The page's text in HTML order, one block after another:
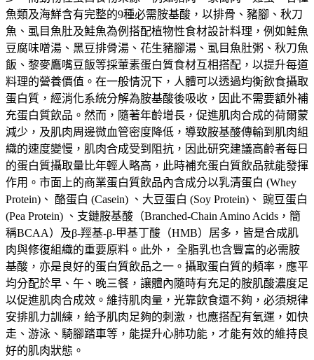
魚類及海鮮含有完整的9種必需胺基酸，以排骨、豬腳、秋刀
魚、虱目魚肚及鮭魚為例搭配植物性食材設計料理，例如鮭魚
豆腐味噌湯、黑豆排骨湯、花生豬腳湯、虱目魚肚粥、秋刀魚
飯、黎麥鷹嘴豆飯等採葷素蛋白質食材互相搭配，以提升每道
料理的營養價值。在一般情況下，人體可以透過均衡飲食攝取
蛋白質，經消化系統分解為胺基酸後吸收，因此不需要額外補
充蛋白質飲品。然而，隨著年齡增長，促進肌肉合成的荷爾蒙
減少，及肌肉周邊微血管密度降低，導致胺基酸傳輸到肌肉組
織的速度變慢，肌肉合成受到阻抗，因此研究建議高齡者每日
的蛋白質攝取量比年輕人略高，此時補充蛋白質飲品就能發揮
作用。市面上的商業蛋白質飲品內含成分以乳清蛋白 (Whey
Protein)、 酪蛋白 (Casein) 、大豆蛋白 (Soy Protein)、 豌豆蛋白
(Pea Protein) 、支鏈胺基酸（Branched-Chain Amino Acids，簡
稱BCAA）及β-羥基-β-甲基丁酸（HMB）居多，皆是合成肌
肉與修復組織的重要原料。此外， 全脂乳也含豐富的必需胺
基酸，亦是良好的蛋白質飲品之一。攝取蛋白質的頻率，應平
均分配於早、午、晚三餐，讓體內隨時有充足的胺肌酸濃度足
以促進肌肉合成效。維持肌肉量，光靠飲食還不夠，必須規律
安排肌力訓練，給予肌肉足夠的刺激，也應搭配有氧運，如快
走、游泳、騎腳踏車等，能提升心肺功能，才能有效的維持良
好的肌肉狀態。